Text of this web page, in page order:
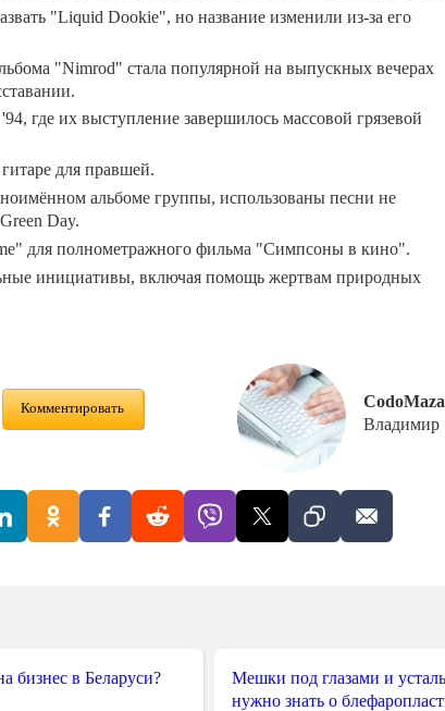
"Liquid Dookie", но название изменили из-за его
"Nimrod" стала популярной на выпускных вечерах
где их выступление завершилось массовой грязевой
для правшей.
альбоме группы, использованы песни не
Day.
для полнометражного фильма "Симпсоны в кино".
инициативы, включая помощь жертвам природных
Комментировать
CodoMaza
Владимир
бизнес в Беларуси?
Мешки под глазами и
нужно знать о